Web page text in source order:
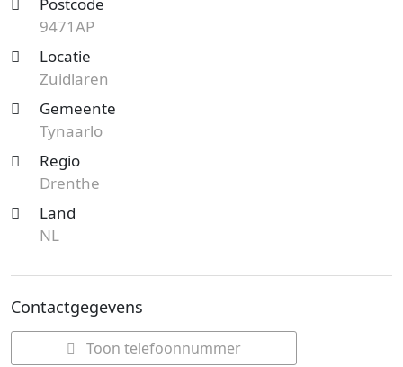
9471AP
Locatie
Zuidlaren
Gemeente
Tynaarlo
Regio
Drenthe
Land
NL
Contactgegevens
Toon telefoonnummer